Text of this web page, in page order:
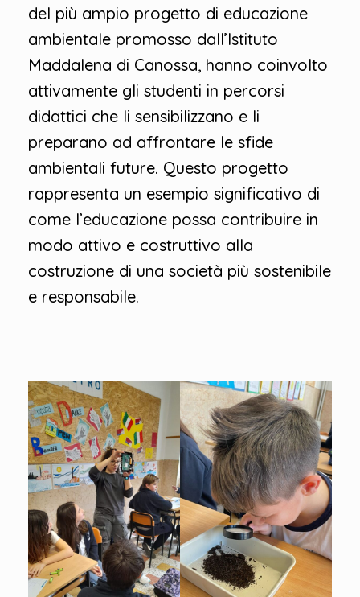
del più ampio progetto di educazione
ambientale promosso dall’Istituto
Maddalena di Canossa, hanno coinvolto
attivamente gli studenti in percorsi
didattici che li sensibilizzano e li
preparano ad affrontare le sfide
ambientali future. Questo progetto
rappresenta un esempio significativo di
come l’educazione possa contribuire in
modo attivo e costruttivo alla
costruzione di una società più sostenibile
e responsabile.